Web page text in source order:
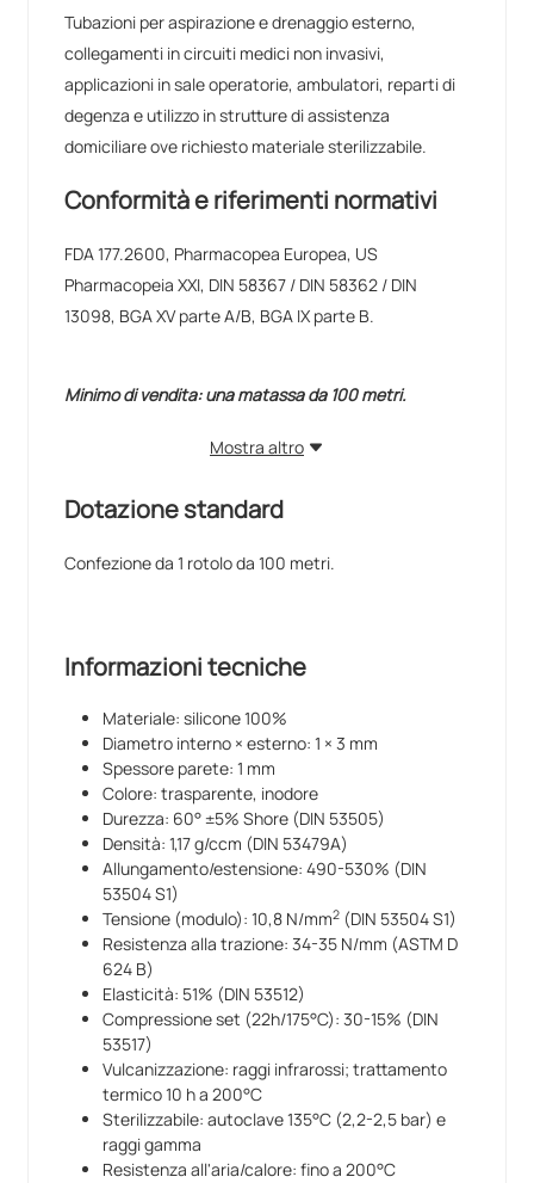
Tubazioni per aspirazione e drenaggio esterno,
collegamenti in circuiti medici non invasivi,
applicazioni in sale operatorie, ambulatori, reparti di
degenza e utilizzo in strutture di assistenza
domiciliare ove richiesto materiale sterilizzabile.
Conformità e riferimenti normativi
FDA 177.2600, Pharmacopea Europea, US
Pharmacopeia XXI, DIN 58367 / DIN 58362 / DIN
13098, BGA XV parte A/B, BGA IX parte B.
Minimo di vendita: una matassa da 100 metri.
Mostra altro
Dotazione standard
Confezione da 1 rotolo da 100 metri.
Informazioni tecniche
Materiale: silicone 100%
Diametro interno × esterno: 1 × 3 mm
Spessore parete: 1 mm
Colore: trasparente, inodore
Durezza: 60° ±5% Shore (DIN 53505)
Densità: 1,17 g/ccm (DIN 53479A)
Allungamento/estensione: 490-530% (DIN
53504 S1)
Tensione (modulo): 10,8 N/mm2 (DIN 53504 S1)
Resistenza alla trazione: 34-35 N/mm (ASTM D
624 B)
Elasticità: 51% (DIN 53512)
Compressione set (22h/175°C): 30-15% (DIN
53517)
Vulcanizzazione: raggi infrarossi; trattamento
termico 10 h a 200°C
Sterilizzabile: autoclave 135°C (2,2-2,5 bar) e
raggi gamma
Resistenza all'aria/calore: fino a 200°C